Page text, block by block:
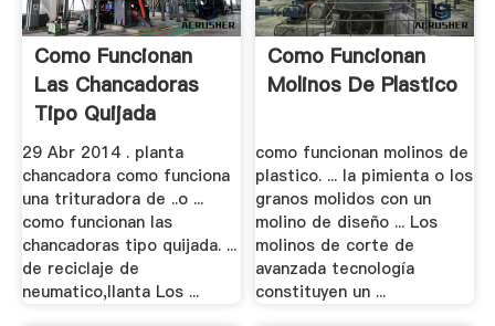
Como Funcionan
Las Chancadoras
Tipo Quijada
29 Abr 2014 . planta
chancadora como funciona
una trituradora de ..o ...
como funcionan las
chancadoras tipo quijada. ...
de reciclaje de
neumatico,llanta Los ...
Como Funcionan
Molinos De Plastico
como funcionan molinos de
plastico. ... la pimienta o los
granos molidos con un
molino de diseño ... Los
molinos de corte de
avanzada tecnología
constituyen un ...